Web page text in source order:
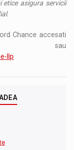
asigura servicii
Chance accesati
llp